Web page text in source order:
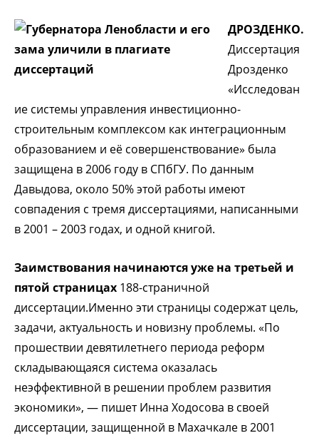
ДРОЗДЕНКО.
Диссертация
Дрозденко
«Исследован
ие системы управления инвестиционно-
строительным комплексом как интеграционным
образованием и её совершенствование» была
защищена в 2006 году в СПбГУ. По данным
Давыдова, около 50% этой работы имеют
совпадения с тремя диссертациями, написанными
в 2001 – 2003 годах, и одной книгой.
Заимствования начинаются уже на третьей и
пятой страницах 188-страничной
диссертации.Именно эти страницы содержат цель,
задачи, актуальность и новизну проблемы. «По
прошествии девятилетнего периода реформ
складывающаяся система оказалась
неэффективной в решении проблем развития
экономики», — пишет Инна Ходосова в своей
диссертации, защищенной в Махачкале в 2001